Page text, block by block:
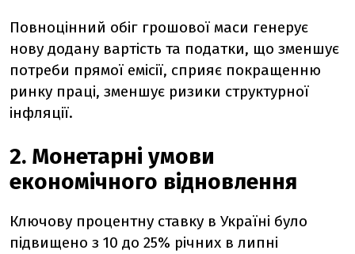
Повноцінний обіг грошової маси генерує
нову додану вартість та податки, що зменшує
потреби прямої емісії, сприяє покращенню
ринку праці, зменшує ризики структурної
інфляції.
2. Монетарні умови
економічного відновлення
Ключову процентну ставку в Україні було
підвищено з 10 до 25% річних в липні